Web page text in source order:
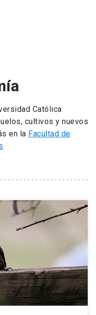
Católica
cultivos y nuevos
en la Facultad de
.